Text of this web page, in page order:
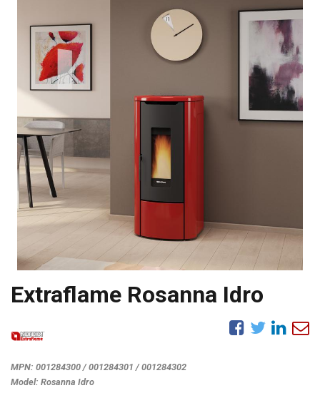
Extraflame Rosanna Idro
MPN: 001284300 / 001284301 / 001284302
Model: Rosanna Idro